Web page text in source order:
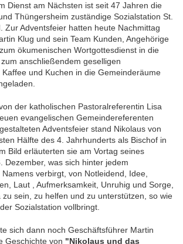
Dienst am Nächsten ist seit 47 Jahren die
Thüngersheim zuständige Sozialstation St.
Zur Adventsfeier hatten heute Nachmittag
Klug und sein Team Kunden, Angehörige
ökumenischen Wortgottesdienst in die
anschließendem geselligen
und Kuchen in die Gemeinderäume
der katholischen Pastoralreferentin Lisa
evangelischen Gemeindereferenten
Adventsfeier stand Nikolaus von
Hälfte des 4. Jahrhunderts als Bischof in
Bild erläuterten sie am Vortag seines
Dezember, was sich hinter jedem
verbirgt, von Notleidend, Idee,
Laut , Aufmerksamkeit, Unruhig und Sorge,
sein, zu helfen und zu unterstützen, so wie
Sozialstation vollbringt.
sich dann noch Geschäftsführer Martin
Geschichte von "Nikolaus und das